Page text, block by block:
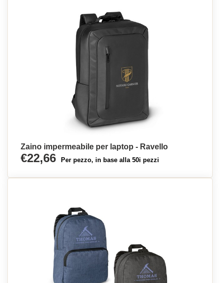
Zaino impermeabile per laptop - Ravello
€22,66 Per pezzo, in base alla 50i pezzi